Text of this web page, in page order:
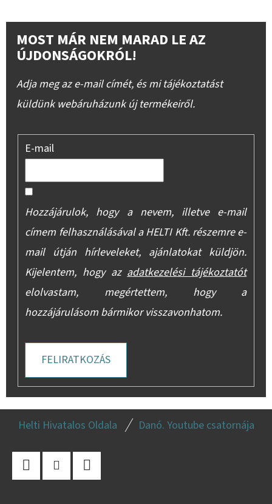
MOST MÁR NEM MARAD LE AZ
ÚJDONSÁGOKRÓL!
Adja meg az e-mail címét, és mi tájékoztatást
küldünk webáruházunk új termékeiről.
E-mail
Hozzájárulok, hogy a nevem, illetve e-mail
címem felhasználásával a HELTI Kft. részemre e-
mail útján hírleveleket, ajánlatokat küldjön.
Kijelentem, hogy azadatkezelési tájékoztatót
elolvastam, megértettem, hogy a
hozzájárulásom bármikor visszavonhatom.
FELIRATKOZÁS
Helti Hivatalos Oldala Danó. Youtube csatornája